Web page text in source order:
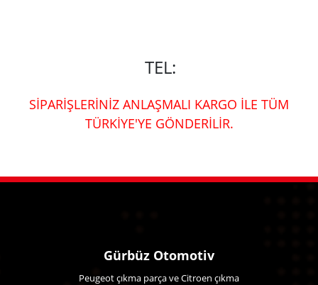
TEL:
SİPARİŞLERİNİZ ANLAŞMALI KARGO İLE TÜM
TÜRKİYE'YE GÖNDERİLİR.
Gürbüz Otomotiv
Peugeot çıkma parça ve Citroen çıkma